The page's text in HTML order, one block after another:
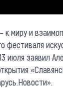
к миру и
фестиваля
июля заявил